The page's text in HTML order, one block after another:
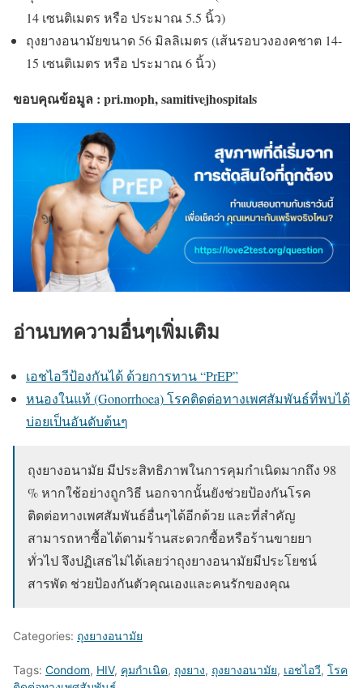
14 เซนติเมตร หรือ ประมาณ 5.5 นิ้ว)
ถุงยางอนามัยขนาด 56 มิลลิเมตร (เส้นรอบวงองคชาต 14-
15 เซนติเมตร หรือ ประมาณ 6 นิ้ว)
ขอบคุณข้อมูล : pri.moph, samitivejhospitals
อ่านบทความอื่นๆเพิ่มเติม
เอชไอวีป้องกันได้ ด้วยการทาน “PrEP”
หนองในแท้ (Gonorrhoea) โรคติดต่อทางเพศสัมพันธ์ที่พบได้
บ่อยเป็นอันดับต้นๆ
ถุงยางอนามัย มีประสิทธิภาพในการคุมกำเนิดมากถึง 98
% หากใช้อย่างถูกวิธี นอกจากนั้นยังช่วยป้องกันโรค
ติดต่อทางเพศสัมพันธ์อื่นๆได้อีกด้วย และที่สำคัญ
สามารถหาซื้อได้ตามร้านสะดวกซื้อหรือร้านขายยา
ทั่วไป จึงปฏิเสธไม่ได้เลยว่าถุงยางอนามัยมีประโยชน์
สารพัด ช่วยป้องกันตัวคุณเองและคนรักของคุณ
Categories: ถุงยางอนามัย
Tags: Condom, HIV, คุมกำเนิด, ถุงยาง, ถุงยางอนามัย, เอชไอวี, โรค